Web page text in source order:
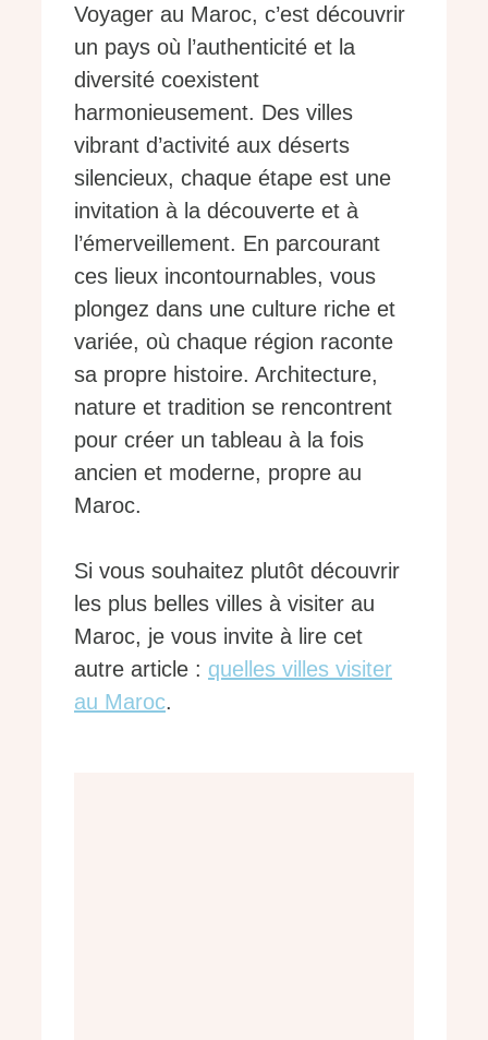
Voyager au Maroc, c’est découvrir
un pays où l’authenticité et la
diversité coexistent
harmonieusement. Des villes
vibrant d’activité aux déserts
silencieux, chaque étape est une
invitation à la découverte et à
l’émerveillement. En parcourant
ces lieux incontournables, vous
plongez dans une culture riche et
variée, où chaque région raconte
sa propre histoire. Architecture,
nature et tradition se rencontrent
pour créer un tableau à la fois
ancien et moderne, propre au
Maroc.
Si vous souhaitez plutôt découvrir
les plus belles villes à visiter au
Maroc, je vous invite à lire cet
autre article : quelles villes visiter
au Maroc.